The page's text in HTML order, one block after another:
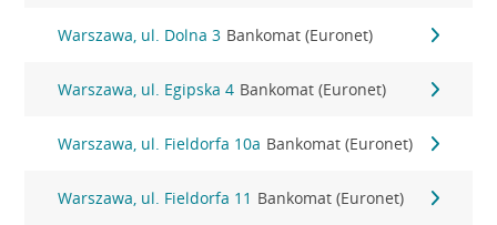
Warszawa, ul. Dolna 3 Bankomat (Euronet)
Warszawa, ul. Egipska 4 Bankomat (Euronet)
Warszawa, ul. Fieldorfa 10a Bankomat (Euronet)
Warszawa, ul. Fieldorfa 11 Bankomat (Euronet)